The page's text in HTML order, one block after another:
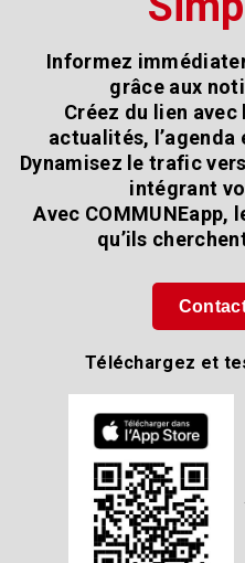
Informez
grâce aux
Créez du lien
actualités,
Dynamisez le trafic
intégrant
Avec
qu’ils
Téléchargez et